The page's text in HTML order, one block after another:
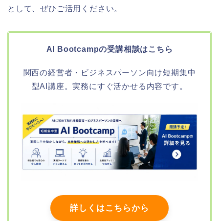
として、ぜひご活用ください。
AI Bootcampの受講相談はこちら
関西の経営者・ビジネスパーソン向け短期集中
型AI講座。実務にすぐ活かせる内容です。
詳しくはこちらから